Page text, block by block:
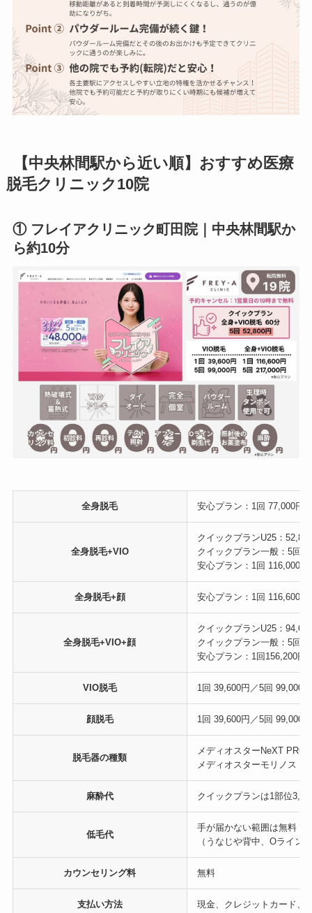
【中央林間駅から近い順】おすすめ医療
脱毛クリニック10院
① フレイアクリニック町田院｜中央林間駅か
ら約10分
全身脱毛 安心プラン：1回 77,000円
全身脱毛+VIO
クイックプランU25：
クイックプラン一般：5回
安心プラン：1回 116,000
全身脱毛+顔 安心プラン：1回 116,600
全身脱毛+VIO+顔
クイックプランU25：
クイックプラン一般：5回
安心プラン：1回156,200円
VIO脱毛 1回 39,600円／5回 99,000
顔脱毛 1回 39,600円／5回 99,000
脱毛器の種類
メディオスターNeXT PRO
メディオスターモリノス
麻酔代 クイックプランは1部位
低毛代
手が届かない範囲は無料
（うなじや背中、Oライン
カウンセリング料 無料
支払い方法 現金、クレジットカード、